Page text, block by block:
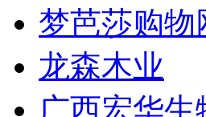
梦芭莎购物
龙森木业
广西宏华生